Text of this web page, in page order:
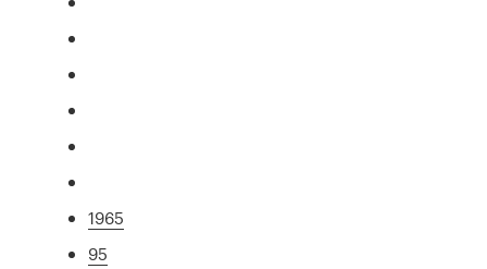
1965
95